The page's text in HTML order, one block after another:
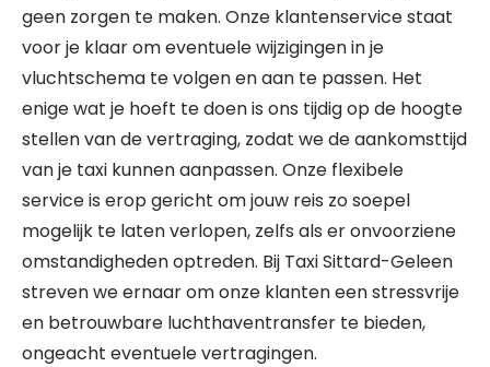
geen zorgen te maken. Onze klantenservice staat
voor je klaar om eventuele wijzigingen in je
vluchtschema te volgen en aan te passen. Het
enige wat je hoeft te doen is ons tijdig op de hoogte
stellen van de vertraging, zodat we de aankomsttijd
van je taxi kunnen aanpassen. Onze flexibele
service is erop gericht om jouw reis zo soepel
mogelijk te laten verlopen, zelfs als er onvoorziene
omstandigheden optreden. Bij Taxi Sittard-Geleen
streven we ernaar om onze klanten een stressvrije
en betrouwbare luchthaventransfer te bieden,
ongeacht eventuele vertragingen.